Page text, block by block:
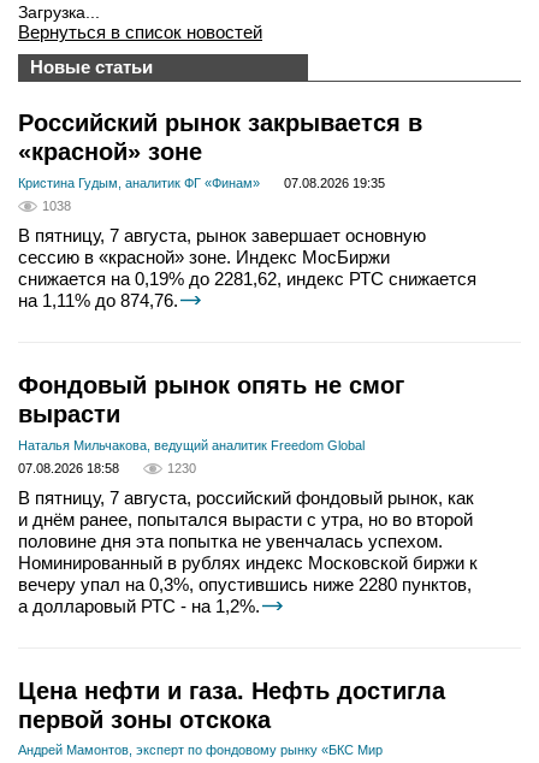
Загрузка...
Вернуться в список новостей
Новые статьи
Российский рынок закрывается в
«красной» зоне
Кристина Гудым, аналитик ФГ «Финам»
07.08.2026 19:35
1038
В пятницу, 7 августа, рынок завершает основную
сессию в «красной» зоне. Индекс МосБиржи
снижается на 0,19% до 2281,62, индекс РТС снижается
на 1,11% до 874,76.
Фондовый рынок опять не смог
вырасти
Наталья Мильчакова, ведущий аналитик Freedom Global
07.08.2026 18:58
1230
В пятницу, 7 августа, российский фондовый рынок, как
и днём ранее, попытался вырасти с утра, но во второй
половине дня эта попытка не увенчалась успехом.
Номинированный в рублях индекс Московской биржи к
вечеру упал на 0,3%, опустившись ниже 2280 пунктов,
а долларовый РТС - на 1,2%.
Цена нефти и газа. Нефть достигла
первой зоны отскока
Андрей Мамонтов, эксперт по фондовому рынку «БКС Мир